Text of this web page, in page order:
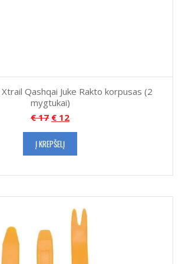
Qashqai Juke Rakto korpusas (2
mygtukai)
€17 € 12
Į KREPŠELĮ